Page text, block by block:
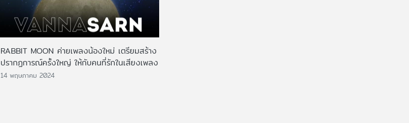
RABBIT MOON ค่ายเพลงน้องใหม่ เตรียมสร้าง
ปรากฏการณ์ครั้งใหญ่ ให้กับคนที่รักในเสียงเพลง
14 พฤษภาคม 2024